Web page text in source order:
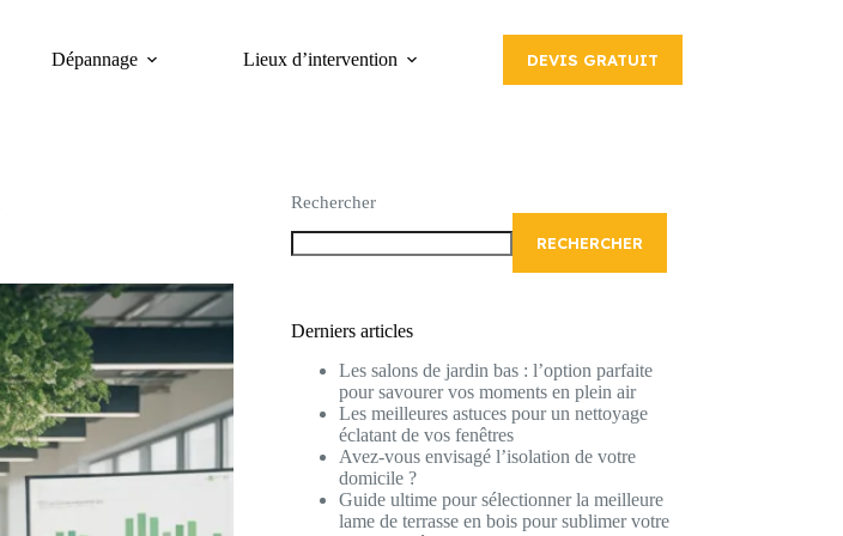
Dépannage Lieux d’intervention DEVIS GRATUIT
Rechercher
RECHERCHER
Derniers articles
Les salons de jardin bas : l’option parfaite
pour savourer vos moments en plein air
Les meilleures astuces pour un nettoyage
éclatant de vos fenêtres
Avez-vous envisagé l’isolation de votre
domicile ?
Guide ultime pour sélectionner la meilleure
lame de terrasse en bois pour sublimer votre